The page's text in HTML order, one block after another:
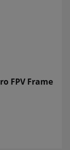
FPV Frame